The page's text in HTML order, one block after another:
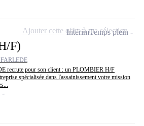
F)
recrute pour son client : un PLOMBIER H/F
spécialisée dans l'assainissement votre mission
IntérimTemps plein
Ajouter cette offre à ma sélection